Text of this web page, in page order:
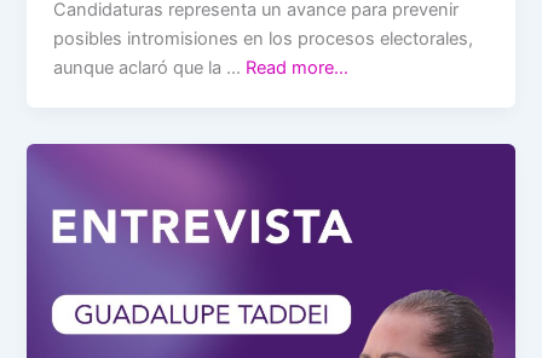
Candidaturas representa un avance para prevenir
posibles intromisiones en los procesos electorales,
aunque aclaró que la … Read more…